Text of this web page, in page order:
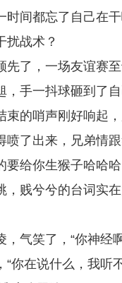
时间都忘了自己在干
扰战术？
先了，一场友谊赛
，手一抖球砸到了
束的哨声刚好响起
喷了出来，兄弟情
要给你生猴子哈哈哈
，贱兮兮的台词实
，气笑了，“你神经
“你在说什么，我听